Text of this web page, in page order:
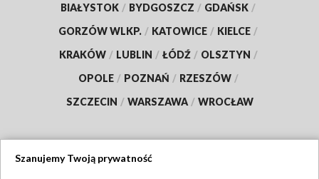
BIAŁYSTOK / BYDGOSZCZ / GDAŃSK /
GORZÓW WLKP. / KATOWICE / KIELCE /
KRAKÓW / LUBLIN / ŁÓDŹ / OLSZTYN /
OPOLE / POZNAŃ / RZESZÓW /
SZCZECIN / WARSZAWA / WROCŁAW
Szanujemy Twoją prywatność